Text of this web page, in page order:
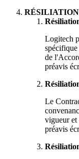
Logitech
de
préavis
Le
vigueur et
préavis